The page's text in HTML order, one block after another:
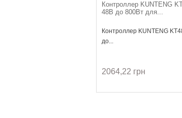
Контроллер KUNTENG
48В до 800Вт для...
Контроллер KUNTENG
до...
2064,22 грн